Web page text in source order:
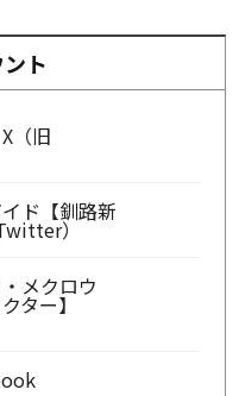
ト
（旧
ド【釧路新
）
メクロウ
ター】